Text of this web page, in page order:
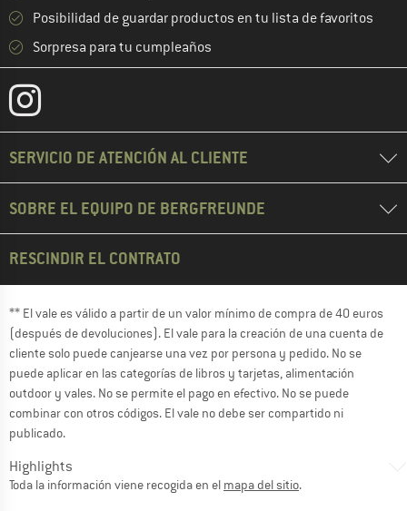
Posibilidad de guardar productos en tu lista de favoritos
Sorpresa para tu cumpleaños
SERVICIO DE ATENCIÓN AL CLIENTE
SOBRE EL EQUIPO DE BERGFREUNDE
RESCINDIR EL CONTRATO
** El vale es válido a partir de un valor mínimo de compra de 40 euros
(después de devoluciones). El vale para la creación de una cuenta de
cliente solo puede canjearse una vez por persona y pedido. No se
puede aplicar en las categorías de libros y tarjetas, alimentación
outdoor y vales. No se permite el pago en efectivo. No se puede
combinar con otros códigos. El vale no debe ser compartido ni
publicado.
Highlights
Toda la información viene recogida en el mapa del sitio.